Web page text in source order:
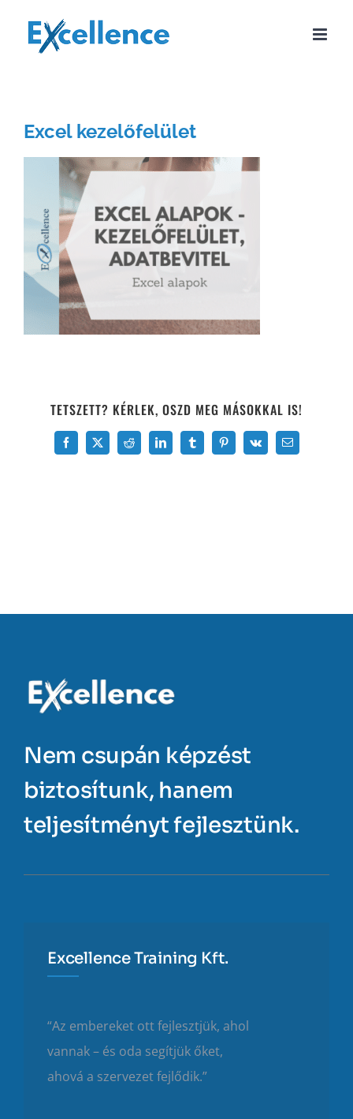
Excel kezelőfelület
TETSZETT? KÉRLEK, OSZD MEG MÁSOKKAL IS!
Facebook
X Reddit LinkedInTumblrPinterest
Vk Email:
Nem csupán képzést
biztosítunk, hanem
teljesítményt fejlesztünk.
Excellence Training Kft.
“Az embereket ott fejlesztjük, ahol
vannak – és oda segítjük őket,
ahová a szervezet fejlődik.”